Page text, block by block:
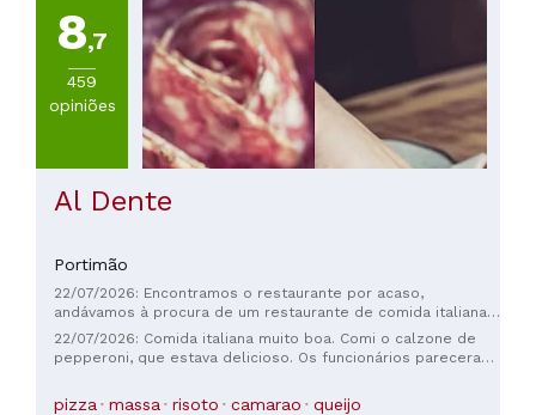
8,7
459
opiniões
Al Dente
Portimão
22/07/2026: Encontramos o restaurante por acaso,
andávamos à procura de um restaurante de comida italiana.
Tudo estava muito bom apesar de a casa estar cheia, muito
obrigado ao João e restante staff. Recomendo fortemente
se procuram um bom restaurante de comida italiana.
22/07/2026: Comida italiana muito boa. Comi o calzone de
pepperoni, que estava delicioso. Os funcionários pareceram
pizza massa risoto camarao queijo